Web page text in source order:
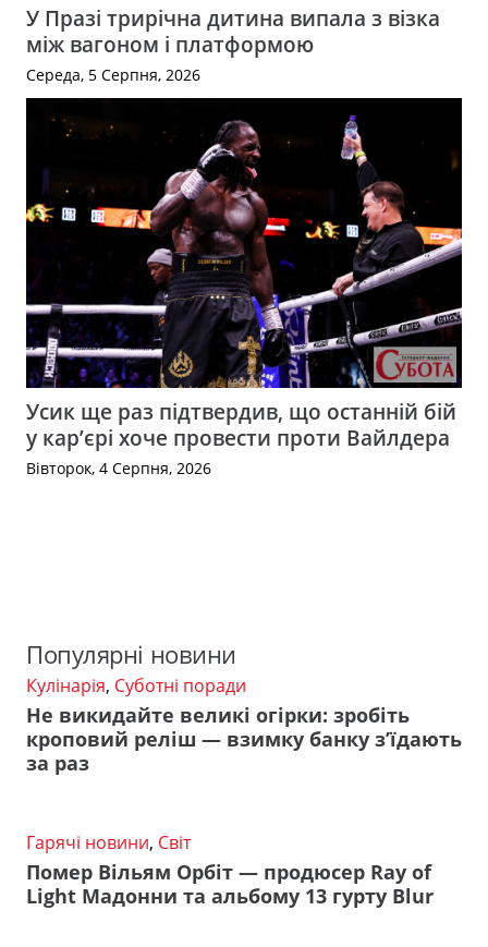
У Празі трирічна дитина випала з візка
між вагоном і платформою
Середа, 5 Серпня, 2026
Усик ще раз підтвердив, що останній бій
у кар’єрі хоче провести проти Вайлдера
Вівторок, 4 Серпня, 2026
Популярні новини
Кулінарія, Суботні поради
Не викидайте великі огірки: зробіть
кроповий реліш — взимку банку з’їдають
за раз
Гарячі новини, Світ
Помер Вільям Орбіт — продюсер Ray of
Light Мадонни та альбому 13 гурту Blur